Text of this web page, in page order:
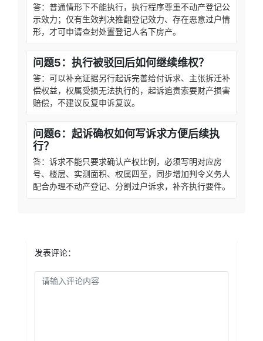
答：普通情形下不能执行，执行程序尊重不动产登记公
示效力；仅有生效判决推翻登记效力、存在恶意过户情
形，才可申请查封处置登记人名下房产。
问题5：执行被驳回后如何继续维权？
答：可以补充证据另行起诉完善给付诉求、主张拆迁补
偿权益，权属受损无法执行的，起诉追责索要财产损害
赔偿，不建议反复申诉复议。
问题6：起诉确权如何写诉求方便后续执
行？
答：诉求不能只要求确认产权比例，必须写明对应房
号、楼层、实测面积、权属四至，同步增加判令义务人
配合办理不动产登记、分割过户诉求，补齐执行要件。
发表评论：